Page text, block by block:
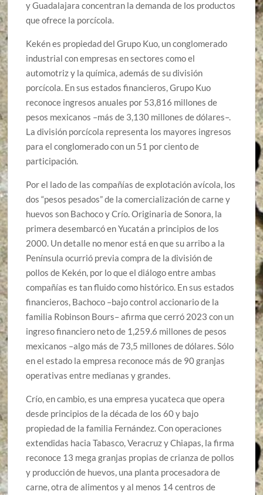
y Guadalajara concentran la demanda de los productos
que ofrece la porcícola.
Kekén es propiedad del Grupo Kuo, un conglomerado
industrial con empresas en sectores como el
automotriz y la química, además de su división
porcícola. En sus estados financieros, Grupo Kuo
reconoce ingresos anuales por 53,816 millones de
pesos mexicanos –más de 3,130 millones de dólares–.
La división porcícola representa los mayores ingresos
para el conglomerado con un 51 por ciento de
participación.
Por el lado de las compañías de explotación avícola, los
dos “pesos pesados” de la comercialización de carne y
huevos son Bachoco y Crío. Originaria de Sonora, la
primera desembarcó en Yucatán a principios de los
2000. Un detalle no menor está en que su arribo a la
Península ocurrió previa compra de la división de
pollos de Kekén, por lo que el diálogo entre ambas
compañías es tan fluido como histórico. En sus estados
financieros, Bachoco –bajo control accionario de la
familia Robinson Bours– afirma que cerró 2023 con un
ingreso financiero neto de 1,259.6 millones de pesos
mexicanos –algo más de 73,5 millones de dólares. Sólo
en el estado la empresa reconoce más de 90 granjas
operativas entre medianas y grandes.
Crío, en cambio, es una empresa yucateca que opera
desde principios de la década de los 60 y bajo
propiedad de la familia Fernández. Con operaciones
extendidas hacia Tabasco, Veracruz y Chiapas, la firma
reconoce 13 mega granjas propias de crianza de pollos
y producción de huevos, una planta procesadora de
carne, otra de alimentos y al menos 14 centros de